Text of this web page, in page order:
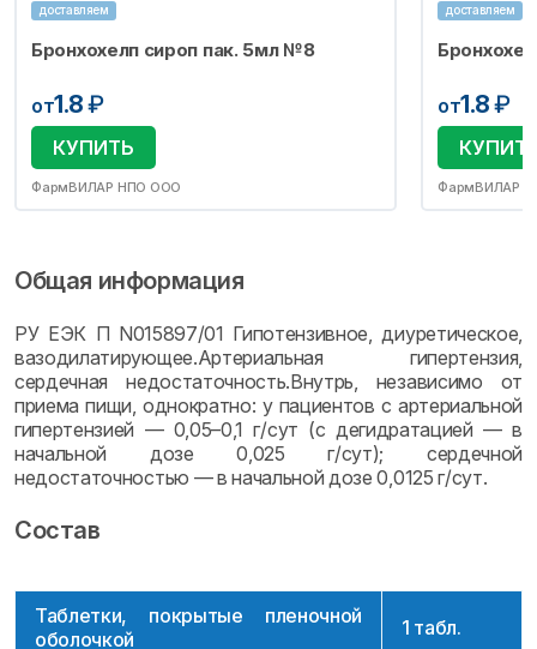
доставляем
Бронхохелп сироп пак. 5мл №8
от1.8₽
КУПИТЬ
ФармВИЛАР НПО ООО
доставляем
от1.8₽
ФармВИЛАР
Общая информация
РУ ЕЭК П N015897/01 Гипотензивное, диуретическое,
вазодилатирующее.Артериальная гипертензия,
сердечная недостаточность.Внутрь, независимо от
приема пищи, однократно: у пациентов с артериальной
гипертензией — 0,05–0,1 г/сут (с дегидратацией — в
начальной дозе 0,025 г/сут); сердечной
недостаточностью — в начальной дозе 0,0125 г/сут.
Состав
Таблетки, покрытые пленочной
оболочкой
1 табл.